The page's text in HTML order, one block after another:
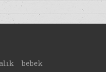
bebek